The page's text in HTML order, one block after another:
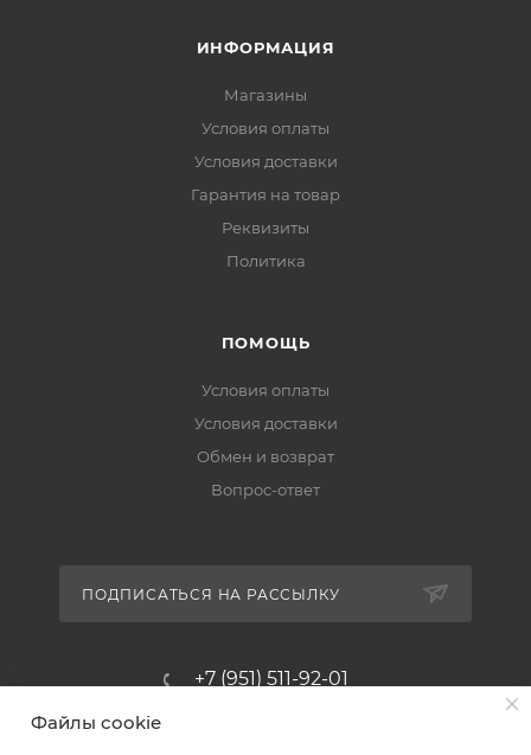
ИНФОРМАЦИЯ
Магазины
Условия оплаты
Условия доставки
Гарантия на товар
Реквизиты
Политика
ПОМОЩЬ
Условия оплаты
Условия доставки
Обмен и возврат
Вопрос-ответ
ПОДПИСАТЬСЯ НА РАССЫЛКУ
+7 (951) 511-92-01
Файлы cookie